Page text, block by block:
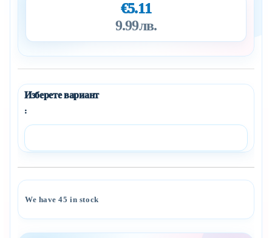
€5.11
9.99лв.
:
We have45in stock